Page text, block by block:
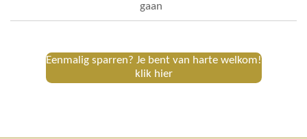
gaan
Eenmalig sparren? Je bent van harte welkom!
klik hier